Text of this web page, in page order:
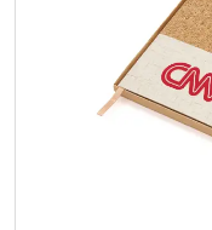
Campañas